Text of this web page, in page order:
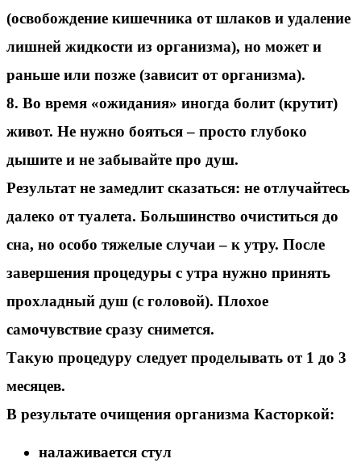
(освобождение кишечника от шлаков и удаление
лишней жидкости из организма), но может и
раньше или позже (зависит от организма).
8. Во время «ожидания» иногда болит (крутит)
живот. Не нужно бояться – просто глубоко
дышите и не забывайте про душ.
Результат не замедлит сказаться: не отлучайтесь
далеко от туалета. Большинство очиститься до
сна, но особо тяжелые случаи – к утру. После
завершения процедуры с утра нужно принять
прохладный душ (с головой). Плохое
самочувствие сразу снимется.
Такую процедуру следует проделывать от 1 до 3
месяцев.
В результате очищения организма Касторкой:
налаживается стул